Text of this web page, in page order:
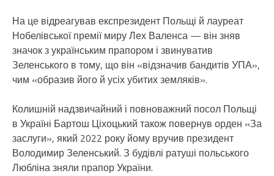
На це відреагував експрезидент Польщі й лауреат
Нобелівської премії миру Лех Валенса — він зняв
значок з українським прапором і звинуватив
Зеленського в тому, що він «відзначив бандитів УПА»,
чим «образив його й усіх убитих земляків».
Колишній надзвичайний і повноважний посол Польщі
в Україні Бартош Ціхоцький також повернув орден «За
заслуги», який 2022 року йому вручив президент
Володимир Зеленський. З будівлі ратуші польського
Любліна зняли прапор України.